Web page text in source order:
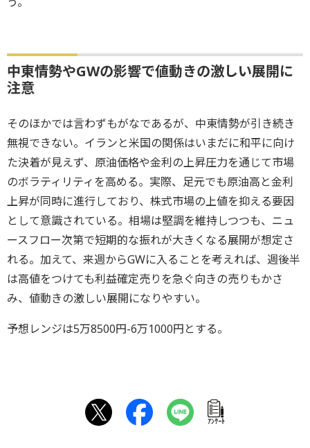
中東情勢やGWの影響で値動きの激しい展開に
注意
そのほかでは言わずもがなであるが、中東情勢が引き続き
無視できない。イランと米国の関係はいまだに和平に向け
た決着が見えず、原油価格や金利の上昇圧力を通じて市場
のボラティリティを高める。実際、足元でも原油高と金利
上昇が同時に進行しており、株式市場の上値を抑える要因
として意識されている。相場は堅調を維持しつつも、ニュ
ースフロー次第で短期的な振れが大きくなる展開が想定さ
れる。加えて、来週からGWに入ることを考えれば、週後半
は高値をつけても利益確定売りを急ぐ向きの売りもかさ
み、値動きの激しい展開になりやすい。
予想レンジは5万8500円-6万1000円とする。
ｱﾝｹｰﾄ